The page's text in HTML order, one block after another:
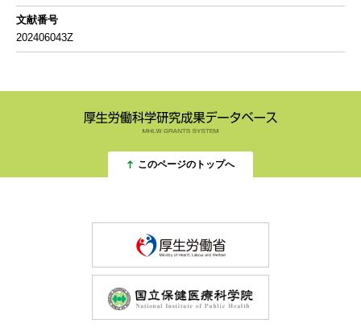
文献番号
202406043Z
このページのトップへ